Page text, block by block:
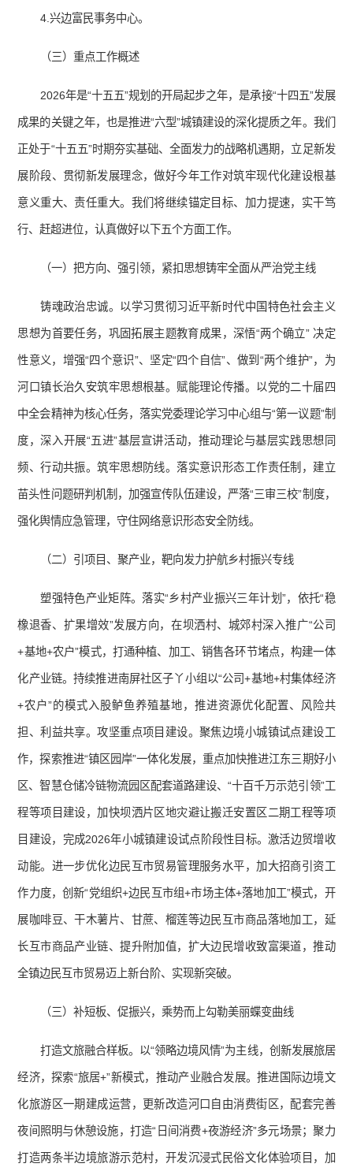
4.兴边富民事务中心。
（三）重点工作概述
2026年是“十五五”规划的开局起步之年，是承接“十四五”发展
成果的关键之年，也是推进“六型”城镇建设的深化提质之年。我们
正处于“十五五”时期夯实基础、全面发力的战略机遇期，立足新发
展阶段、贯彻新发展理念，做好今年工作对筑牢现代化建设根基
意义重大、责任重大。我们将继续锚定目标、加力提速，实干笃
行、赶超进位，认真做好以下五个方面工作。
（一）把方向、强引领，紧扣思想铸牢全面从严治党主线
铸魂政治忠诚。以学习贯彻习近平新时代中国特色社会主义
思想为首要任务，巩固拓展主题教育成果，深悟“两个确立” 决定
性意义，增强“四个意识”、坚定“四个自信”、做到“两个维护”，为
河口镇长治久安筑牢思想根基。赋能理论传播。以党的二十届四
中全会精神为核心任务，落实党委理论学习中心组与“第一议题”制
度，深入开展“五进”基层宣讲活动，推动理论与基层实践思想同
频、行动共振。筑牢思想防线。落实意识形态工作责任制，建立
苗头性问题研判机制，加强宣传队伍建设，严落“三审三校”制度，
强化舆情应急管理，守住网络意识形态安全防线。
（二）引项目、聚产业，靶向发力护航乡村振兴专线
塑强特色产业矩阵。落实“乡村产业振兴三年计划”，依托“稳
橡退香、扩果增效”发展方向，在坝洒村、城郊村深入推广“公司
+基地+农户”模式，打通种植、加工、销售各环节堵点，构建一体
化产业链。持续推进南屏社区子丫小组以“公司+基地+村集体经济
+农户”的模式入股鲈鱼养殖基地，推进资源优化配置、风险共
担、利益共享。攻坚重点项目建设。聚焦边境小城镇试点建设工
作，探索推进“镇区园岸”一体化发展，重点加快推进江东三期好小
区、智慧仓储冷链物流园区配套道路建设、“十百千万示范引领”工
程等项目建设，加快坝洒片区地灾避让搬迁安置区二期工程等项
目建设，完成2026年小城镇建设试点阶段性目标。激活边贸增收
动能。进一步优化边民互市贸易管理服务水平，加大招商引资工
作力度，创新“党组织+边民互市组+市场主体+落地加工”模式，开
展咖啡豆、干木薯片、甘蔗、榴莲等边民互市商品落地加工，延
长互市商品产业链、提升附加值，扩大边民增收致富渠道，推动
全镇边民互市贸易迈上新台阶、实现新突破。
（三）补短板、促振兴，乘势而上勾勒美丽蝶变曲线
打造文旅融合样板。以“领略边境风情”为主线，创新发展旅居
经济，探索“旅居+”新模式，推动产业融合发展。推进国际边境文
化旅游区一期建成运营，更新改造河口自由消费街区，配套完善
夜间照明与休憩设施，打造“日间消费+夜游经济”多元场景；聚力
打造两条半边境旅游示范村，开发沉浸式民俗文化体验项目，加